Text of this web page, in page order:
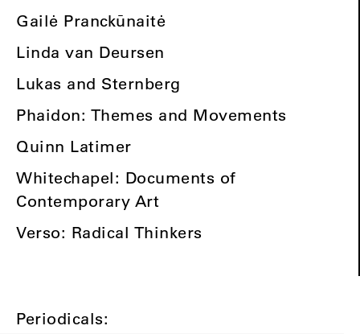
Gailė Pranckūnaitė
Linda van Deursen
Lukas and Sternberg
Phaidon: Themes and Movements
Quinn Latimer
Whitechapel: Documents of
Contemporary Art
Verso: Radical Thinkers
Periodicals: